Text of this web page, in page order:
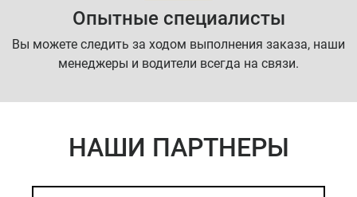
Опытные специалисты
Вы можете следить за ходом выполнения заказа, наши
менеджеры и водители всегда на связи.
НАШИ ПАРТНЕРЫ